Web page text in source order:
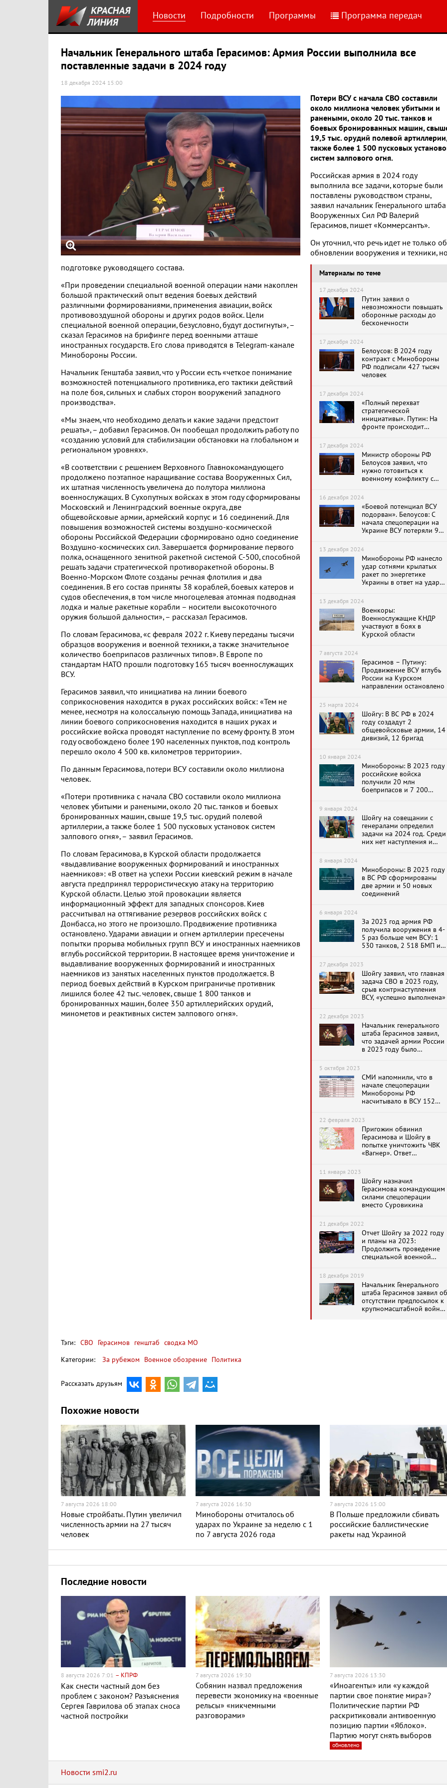
Новости Подробности Программы Программа передач
Начальник Генерального штаба Герасимов: Армия России выполнила все
поставленные задачи в 2024 году
18 декабря 2024 15:00
Потери ВСУ с начала СВО составили
около миллиона человек убитыми и
ранеными, около 20 тыс. танков и
боевых бронированных машин,
19,5 тыс. орудий полевой
также более 1 500 пусковых
систем залпового огня.
Материалы по теме
17 декабря 2024
Путин заявил о
невозможности повышать
оборонные расходы до
бесконечности
17 декабря 2024
Белоусов: В 2024 году
контракт с Минобороны
РФ подписали 427 тысяч
человек
17 декабря 2024
«Полный перехват
стратегической
инициативы». Путин: На
фронте происходит
17 декабря 2024
Министр обороны РФ
Белоусов заявил, что
нужно готовиться к
военному конфликту с
16 декабря 2024
«Боевой потенциал ВСУ
подорван». Белоусов: С
начала спецоперации на
Украине ВСУ потеряли 975
13 декабря 2024
Минобороны РФ нанесло
удар сотнями крылатых
ракет по энергетике
Украины в ответ на удар
Таганроге
13 декабря 2024
Военкоры:
Военнослужащие КНДР
участвуют в боях в
Курской области
7 августа 2024
Герасимов – Путину:
Продвижение ВСУ вглубь
России на Курском
направлении остановлено
25 марта 2024
Шойгу: В ВС РФ в 2024
году создадут 2
общевойсковые армии, 14
дивизий, 12 бригад
10 января 2024
Минобороны: В 2023 году
российские войска
получили 20 млн
боеприпасов и 7 200
9 января 2024
Шойгу на совещании с
генералами определил
задачи на 2024 год. Среди
них нет наступления и
8 января 2024
Минобороны: В 2023 году
в ВС РФ сформированы
две армии и 50 новых
соединений
6 января 2024
За 2023 год армия РФ
получила вооружения в 4-
5 раз больше чем ВСУ: 1
530 танков, 2 518 БМП и
вертолетов
27 декабря 2023
Шойгу заявил, что главная
задача СВО в 2023 году,
срыв контрнаступления
ВСУ, «успешно выполнена»
22 декабря 2023
Начальник генерального
штаба Герасимов заявил,
что задачей армии России
в 2023 году было
5 октября 2023
СМИ напомнили, что в
начале спецоперации
Минобороны РФ
насчитывало в ВСУ 152
2416 танков и
бронемашин, 1509 орудий
и минометов, 180 ЗРК
22 февраля 2023
Пригожин обвинил
Герасимова и Шойгу в
попытке уничтожить ЧВК
«Вагнер». Ответ
11 января 2023
Шойгу назначил
Герасимова командующим
силами спецоперации
вместо Суровикина
21 декабря 2022
Отчет Шойгу за 2022 году
и планы на 2023:
Продолжить проведение
специальной военной
18 декабря 2019
Начальник Генерального
штаба Герасимов заявил об
отсутствии предпосылок к
крупномасштабной войне
Российская армия в 2024 году
выполнила все задачи, которые были
поставлены руководством страны,
заявил начальник Генерального штаба
Вооруженных Сил РФ Валерий
Герасимов, пишет «Коммерсантъ».
Он уточнил, что речь идет не только об
обновлении вооружения и техники,
подготовке руководящего состава.
«При проведении специальной военной операции нами накоплен
большой практический опыт ведения боевых действий
различными формированиями, применения авиации, войск
противовоздушной обороны и других родов войск. Цели
специальной военной операции, безусловно, будут достигнуты», –
сказал Герасимов на брифинге перед военными атташе
иностранных государств. Его слова приводятся в Telegram-канале
Минобороны России.
Начальник Генштаба заявил, что у России есть «четкое понимание
возможностей потенциального противника, его тактики действий
на поле боя, сильных и слабых сторон вооружений западного
производства».
«Мы знаем, что необходимо делать и какие задачи предстоит
решать», – добавил Герасимов. Он пообещал продолжить работу по
«созданию условий для стабилизации обстановки на глобальном и
региональном уровнях».
«В соответствии с решением Верховного Главнокомандующего
продолжено поэтапное наращивание состава Вооруженных Сил,
их штатная численность увеличена до полутора миллиона
военнослужащих. В Сухопутных войсках в этом году сформированы
Московский и Ленинградский военные округа, две
общевойсковые армии, армейский корпус и 16 соединений. Для
повышения возможностей системы воздушно-космической
обороны Российской Федерации сформировано одно соединение
Воздушно-космических сил. Завершается формирование первого
полка, оснащенного зенитной ракетной системой С-500, способной
решать задачи стратегической противоракетной обороны. В
Военно-Морском Флоте созданы речная флотилия и два
соединения. В его состав приняты 38 кораблей, боевых катеров и
судов обеспечения, в том числе многоцелевая атомная подводная
лодка и малые ракетные корабли – носители высокоточного
оружия большой дальности», – рассказал Герасимов.
По словам Герасимова, «с февраля 2022 г. Киеву переданы тысячи
образцов вооружения и военной техники, а также значительное
количество боеприпасов различных типов». В Европе по
стандартам НАТО прошли подготовку 165 тысяч военнослужащих
ВСУ.
Герасимов заявил, что инициатива на линии боевого
соприкосновения находится в руках российских войск: «Тем не
менее, несмотря на колоссальную помощь Запада, инициатива на
линии боевого соприкосновения находится в наших руках и
российские войска проводят наступление по всему фронту. В этом
году освобождено более 190 населенных пунктов, под контроль
перешло около 4 500 кв. километров территории».
По данным Герасимова, потери ВСУ составили около миллиона
человек.
«Потери противника с начала СВО составили около миллиона
человек убитыми и ранеными, около 20 тыс. танков и боевых
бронированных машин, свыше 19,5 тыс. орудий полевой
артиллерии, а также более 1 500 пусковых установок систем
залпового огня», – заявил Герасимов.
По словам Герасимова, в Курской области продолжается
«выдавливание вооруженных формирований и иностранных
наемников»: «В ответ на успехи России киевский режим в начале
августа предпринял террористическую атаку на территорию
Курской области. Целью этой провокации является
информационный эффект для западных спонсоров. Киев
рассчитывал на оттягивание резервов российских войск с
Донбасса, но этого не произошло. Продвижение противника
остановлено. Ударами авиации и огнем артиллерии пресечены
попытки прорыва мобильных групп ВСУ и иностранных наемников
вглубь российской территории. В настоящее время уничтожение и
выдавливание вооруженных формирований и иностранных
наемников из занятых населенных пунктов продолжается. В
период боевых действий в Курском приграничье противник
лишился более 42 тыс. человек, свыше 1 800 танков и
бронированных машин, более 350 артиллерийских орудий,
минометов и реактивных систем залпового огня».
Тэги: СВО Герасимов генштаб сводка МО
Категории:
За рубежом Военное обозрение Политика
Рассказать друзьям
Похожие новости
7 августа 2026 18:00
Новые стройбаты. Путин увеличил
численность армии на 27 тысяч
человек
7 августа 2026 16:30
Минобороны отчиталось об
ударах по Украине за неделю с 1
по 7 августа 2026 года
7 августа 2026 15:00
В Польше предложили сбивать
российские баллистические
ракеты над Украиной
Последние новости
8 августа 2026 7:01 – КПРФ
Как снести частный дом без
проблем с законом? Разъяснения
Сергея Гаврилова об этапах сноса
частной постройки
7 августа 2026 19:30
Собянин назвал предложения
перевести экономику на «военные
рельсы» «никчемными
разговорами»
7 августа 2026 13:30
«Иноагенты» или «у каждой
партии свое понятие мира»?
Политические партии РФ
раскритиковали антивоенную
позицию партии «Яблоко».
Партию могут снять выборов
обновлено
Новости smi2.ru